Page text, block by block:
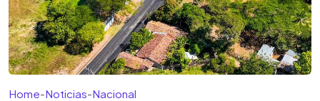
Home-Noticias-Nacional